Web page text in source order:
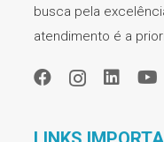
busca pela
atendimento é a